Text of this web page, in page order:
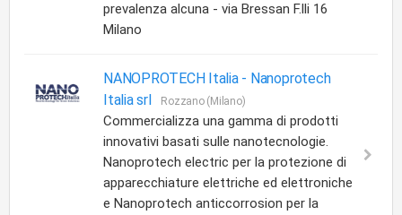
prevalenza alcuna - via Bressan F.lli 16
Milano
NANOPROTECH Italia - Nanoprotech
Italia srl
Rozzano (Milano)
Commercializza una gamma di prodotti
innovativi basati sulle nanotecnologie.
Nanoprotech electric per la protezione di
apparecchiature elettriche ed elettroniche
e Nanoprotech anticcorrosion per la